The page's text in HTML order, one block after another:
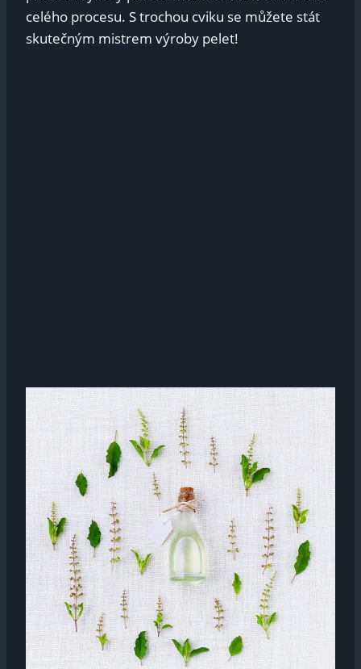
celého procesu. S trochou cviku se můžete stát
skutečným mistrem výroby pelet!